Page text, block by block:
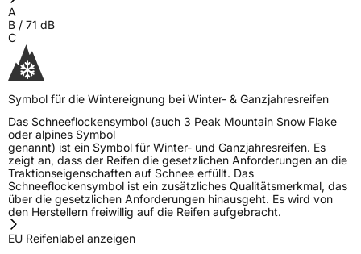
A
B / 71 dB
C
Symbol für die Wintereignung bei Winter- & Ganzjahresreifen
Das Schneeflockensymbol (auch 3 Peak Mountain Snow Flake
oder alpines Symbol
genannt) ist ein Symbol für Winter- und Ganzjahresreifen. Es
zeigt an, dass der Reifen die gesetzlichen Anforderungen an die
Traktionseigenschaften auf Schnee erfüllt. Das
Schneeflockensymbol ist ein zusätzliches Qualitätsmerkmal, das
über die gesetzlichen Anforderungen hinausgeht. Es wird von
den Herstellern freiwillig auf die Reifen aufgebracht.
EU Reifenlabel anzeigen